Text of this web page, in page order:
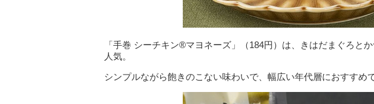
「手巻 シーチキン®マヨネーズ」（184円）は、きはだまぐろと
人気。
シンプルながら飽きのこない味わいで、幅広い年代層におすすめで